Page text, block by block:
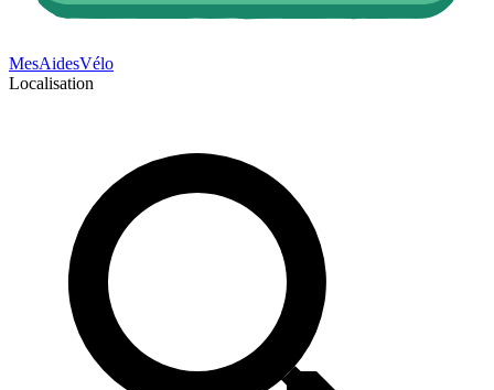
MesAidesVélo
Localisation